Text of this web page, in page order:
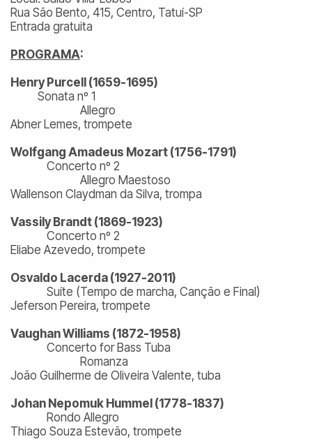
Rua São Bento, 415, Centro, Tatuí-SP
Entrada gratuita
PROGRAMA:
Henry Purcell (1659-1695)
Sonata nº 1
Allegro
Abner Lemes, trompete
Wolfgang Amadeus Mozart (1756-1791)
Concerto nº 2
Allegro Maestoso
Wallenson Claydman da Silva, trompa
Vassily Brandt (1869-1923)
Concerto nº 2
Eliabe Azevedo, trompete
Osvaldo Lacerda (1927-2011)
Suíte (Tempo de marcha, Canção e Final)
Jeferson Pereira, trompete
Vaughan Williams (1872-1958)
Concerto for Bass Tuba
Romanza
João Guilherme de Oliveira Valente, tuba
Johan Nepomuk Hummel (1778-1837)
Rondo Allegro
Thiago Souza Estevão, trompete